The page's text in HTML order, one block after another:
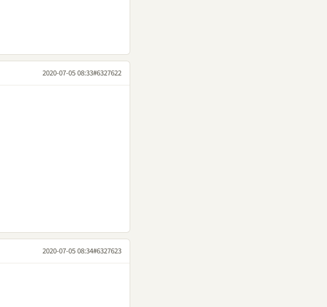
2020-07-05 08:33#6327622
2020-07-05 08:34#6327623